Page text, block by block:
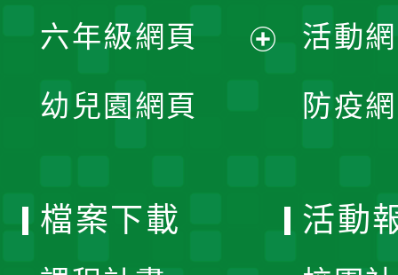
單
選
開
六年級網頁
幼兒園網頁
活動
防疫
檔案下載 活動